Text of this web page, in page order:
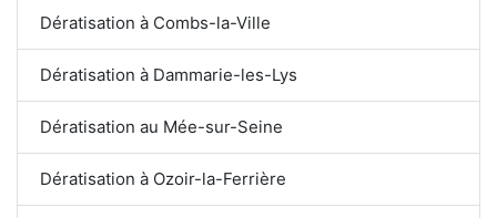
Dératisation à Combs-la-Ville
Dératisation à Dammarie-les-Lys
Dératisation au Mée-sur-Seine
Dératisation à Ozoir-la-Ferrière